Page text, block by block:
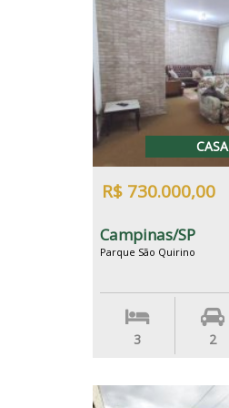
CASA
R$ 730.000,00
Campinas/SP
Parque São Quirino
3 2